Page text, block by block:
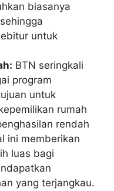
biasanya
untuk
BTN seringkali
program
untuk
rumah
rendah
ini memberikan
luas bagi
yang terjangkau.